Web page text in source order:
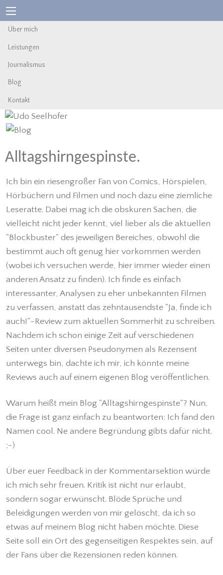
Über mich
Leistungen
Journalismus
Blog
Kontakt
Alltagshirngespinste.
Ich bin ein riesengroßer Fan von Comics, Hörspielen,
Hörbüchern und Filmen und noch dazu eine ziemliche
Leseratte. Dabei mag ich die obskuren Sachen, die
vielleicht nicht jeder kennt, viel lieber als die aktuellen
"Blockbuster" des jeweiligen Bereiches, obwohl die
bestimmt auch oft genug hier vorkommen werden
(wobei ich versuchen werde, hier immer wieder einen
anderen Ansatz zu finden). Ich finde es einfach
interessanter, Analysen zu eher unbekannten Filmen
zu verfassen, anstatt das zehntausendste "Ja, finde ich
auch!"-Review zum aktuellen Sommerhit zu schreiben.
Nachdem ich schon einige Zeit auf verschiedenen
Seiten unter diversen Pseudonymen als Rezensent
unterwegs bin, dachte ich mir, ich könnte meine
Reviews auch auf einem eigenen Blog veröffentlichen.
Warum heißt mein Blog "Alltagshirngespinste"? Nun,
die Frage ist ganz einfach zu beantworten: Ich fand den
Namen cool. Ne andere Begründung gibts dafür nicht.
;-)
Über euer Feedback in der Kommentarsektion würde
ich mich sehr freuen. Kritik ist nicht nur erlaubt,
sondern sogar erwünscht. Blöde Sprüche und
Beleidigungen werden von mir gelöscht, da ich so
etwas auf meinem Blog nicht haben möchte. Diese
Seite soll ein Ort des gegenseitigen Respektes sein, auf
der Fans über die Rezensionen reden können.